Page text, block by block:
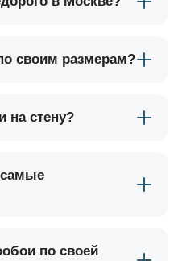
своим размерам?
на стену?
самые
по своей